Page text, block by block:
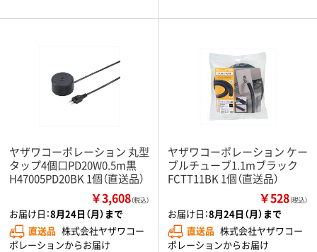
ヤザワコーポレーション 丸型
タップ4個口PD20W0.5m黒
H47005PD20BK 1個（直送品）
￥3,608（税込）
お届け日：8月24日（月）まで
直送品 株式会社ヤザワコー
ポレーションからお届け
ヤザワコーポレーション ケー
ブルチューブ1.1mブラック
FCTT11BK 1個（直送品）
￥528（税込）
お届け日：8月24日（月）まで
直送品 株式会社ヤザワコー
ポレーションからお届け